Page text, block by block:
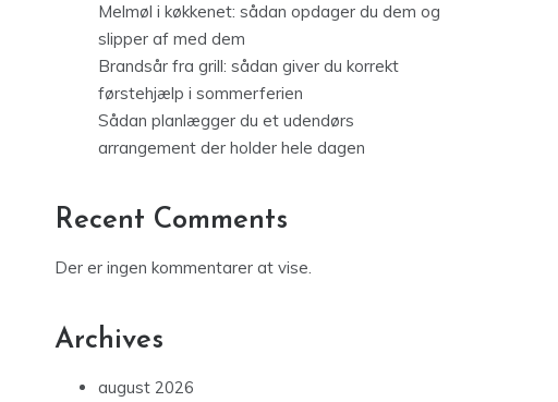
Melmøl i køkkenet: sådan opdager du dem og
slipper af med dem
Brandsår fra grill: sådan giver du korrekt
førstehjælp i sommerferien
Sådan planlægger du et udendørs
arrangement der holder hele dagen
Recent Comments
Der er ingen kommentarer at vise.
Archives
august 2026